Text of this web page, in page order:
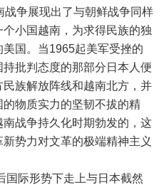
争展现出了与朝鲜战争同样
小国越南，为求得民族的独
国。当1965起美军受挫的
批判态度的那部分日本人便
族解放阵线和越南北方，并
物质实力的坚韧不拔的精
战争持久化时期勃发的，这
势力对文革的极端精神主义
际形势下走上与日本截然